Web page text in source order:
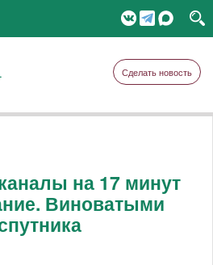
Сделать новость
на 17 минут
Виноватыми